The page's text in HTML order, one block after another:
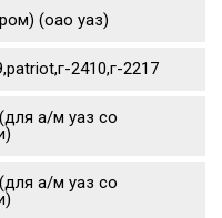
(оао уаз)
2410,г-2217
а/м уаз со
а/м уаз со